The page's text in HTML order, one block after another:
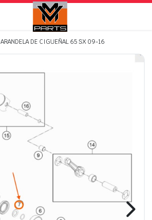
ARANDELA DE CIGUEÑAL 65 SX 09-16